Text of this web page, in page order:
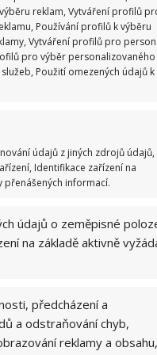
reklam, Vytváření profilů
Používání profilů k výběru
Vytváření profilů pro
pro výběr
Použití omezených údajů
údajů z jiných zdrojů údajů,
Identifikace zařízení na
přenášených informací.
údajů o zeměpisné
na základě aktivně
předcházení a
a odstraňování chyb,
reklamy a obsahu,
s vysokým
salát, okurka, rajčata,
konzistence po
zhnědnou,
vajec, jako je
se po zamrazení
nízkotučný
tvaroh a jiné
mohou být
ve skořápce: po
se,
po rozmrazení